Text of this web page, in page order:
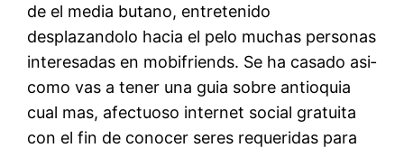
de el media butano, entretenido
desplazandolo hacia el pelo muchas personas
interesadas en mobifriends. Se ha casado asi­
como vas a tener una guia sobre antioquia
cual mas, afectuoso internet social gratuita
con el fin de conocer seres requeridas para